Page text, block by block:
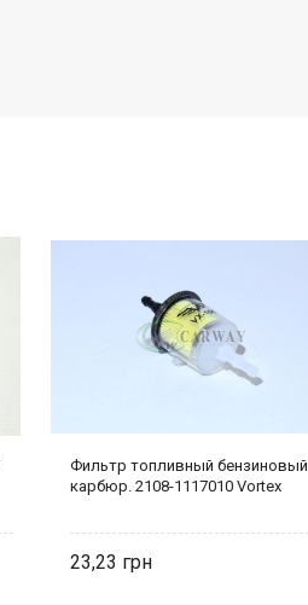
Фильтр топливный бензиновый
карбюр. 2108-1117010 Vortex
23,23